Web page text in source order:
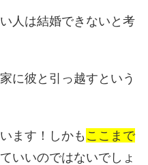
人は結婚できないと考
に彼と引っ越すという
ます！しかも ここまで
いいのではないでしょ